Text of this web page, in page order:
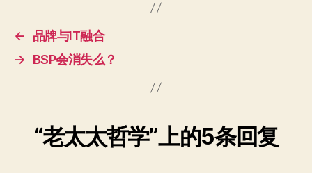
←
品牌与IT融合
→
BSP会消失么？
“老太太哲学”上的5条回复